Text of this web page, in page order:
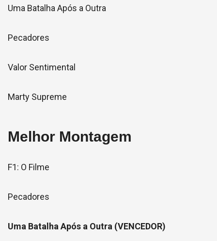
Uma Batalha Após a Outra
Pecadores
Valor Sentimental
Marty Supreme
Melhor Montagem
F1: O Filme
Pecadores
Uma Batalha Após a Outra (VENCEDOR)